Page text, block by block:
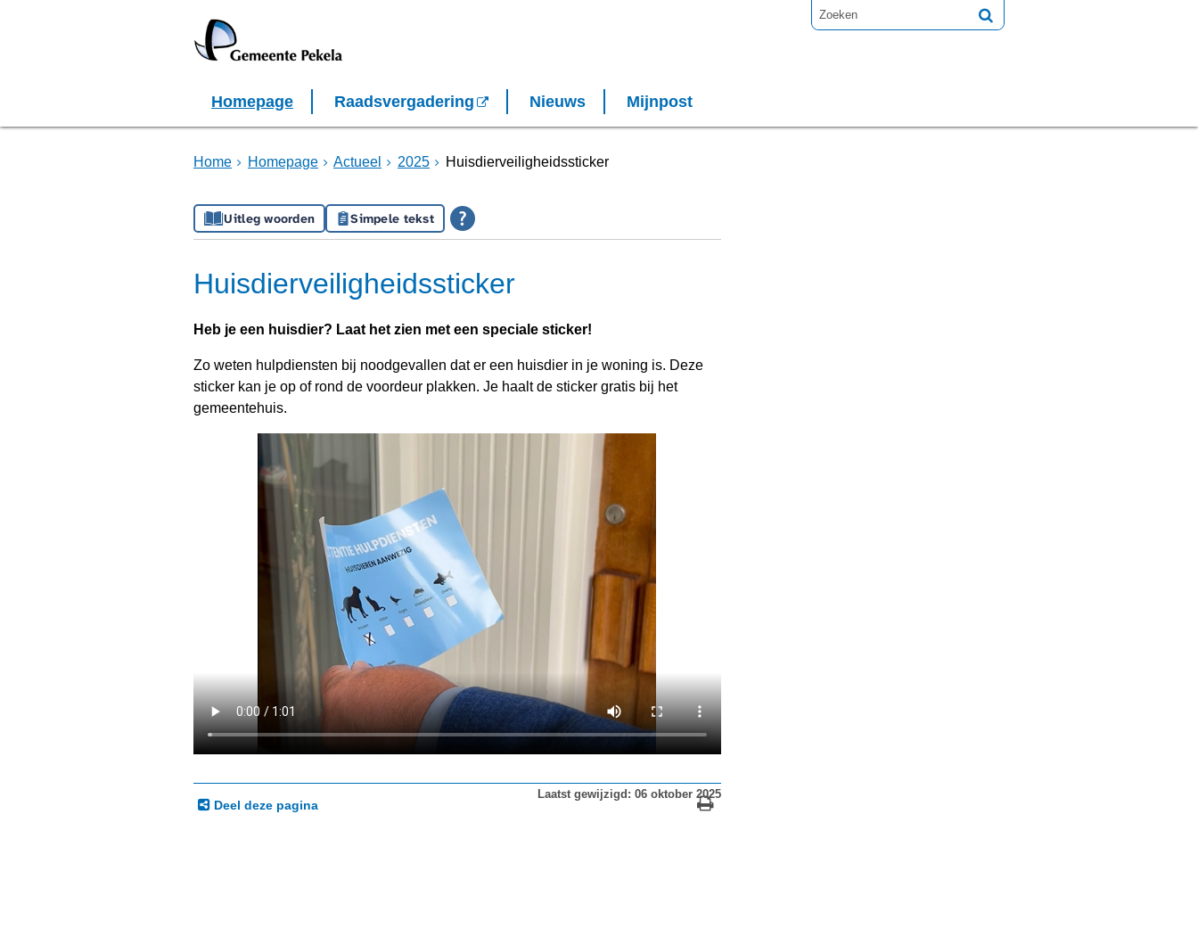
Homepage Raadsvergadering Nieuws Mijnpost
Home Homepage Actueel 2025 Huisdierveiligheidssticker
Uitleg woorden Simpele tekst
Huisdierveiligheidssticker
Heb je een huisdier? Laat het zien met een speciale sticker!
Zo weten hulpdiensten bij noodgevallen dat er een huisdier in je woning is. Deze
sticker kan je op of rond de voordeur plakken. Je haalt de sticker gratis bij het
gemeentehuis.
Deel deze pagina
Laatst gewijzigd: 06 oktober 2025